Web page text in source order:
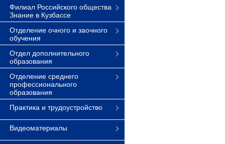
Филиал Российского общества
Знание в Кузбассе
Отделение очного и заочного
обучения
Отдел дополнительного
образования
Отделение среднего
профессионального
образования
Практика и трудоустройство
Видеоматериалы